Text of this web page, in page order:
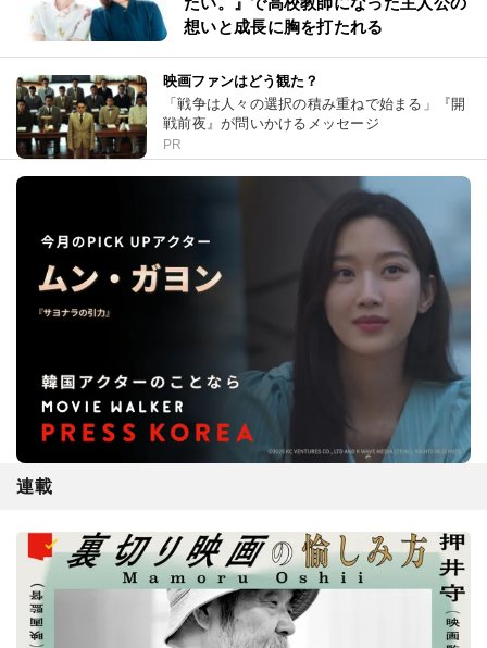
想いと成長に胸を打たれる
映画ファンはどう観た？
「戦争は人々の選択の積み重ねで始まる」『開
戦前夜』が問いかけるメッセージ
PR
連載